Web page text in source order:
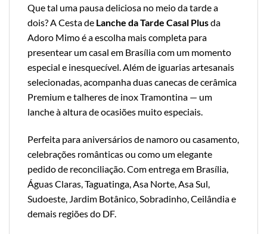
Que tal uma pausa deliciosa no meio da tarde a
dois? A Cesta de Lanche da Tarde Casal Plusda
Adoro Mimo é a escolha mais completa para
presentear um casal em Brasília com um momento
especial e inesquecível. Além de iguarias artesanais
selecionadas, acompanha duas canecas de cerâmica
Premium e talheres de inox Tramontina — um
lanche à altura de ocasiões muito especiais.
Perfeita para aniversários de namoro ou casamento,
celebrações românticas ou como um elegante
pedido de reconciliação. Com entrega em Brasília,
Águas Claras, Taguatinga, Asa Norte, Asa Sul,
Sudoeste, Jardim Botânico, Sobradinho, Ceilândia e
demais regiões do DF.